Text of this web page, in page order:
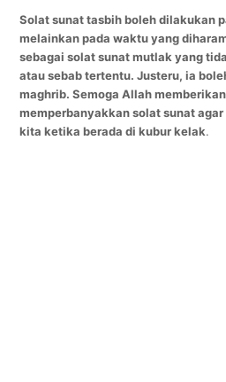
Solat sunat tasbih boleh dilakukan
melainkan pada waktu yang
sebagai solat sunat mutlak yang
atau sebab tertentu. Justeru, ia
maghrib. Semoga Allah
memperbanyakkan solat sunat
kita ketika berada di kubur kelak.